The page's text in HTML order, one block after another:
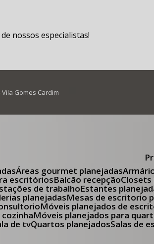
nossos especialistas!
Gomes Cardim
Áreas gourmet planejadas
escritórios Balcão recepção
Estações de trabalho Estantes
planejadas Mesas de escritorio
Móveis planejados de
cozinha Móveis planejados para
de tv Quartos planejados Salas de